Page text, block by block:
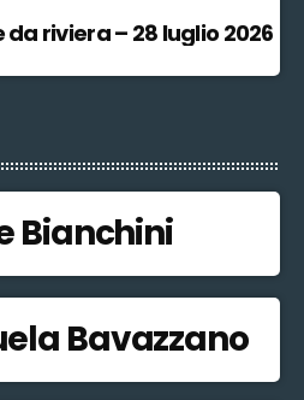
da riviera – 28 luglio 2026
Bianchini
Bavazzano